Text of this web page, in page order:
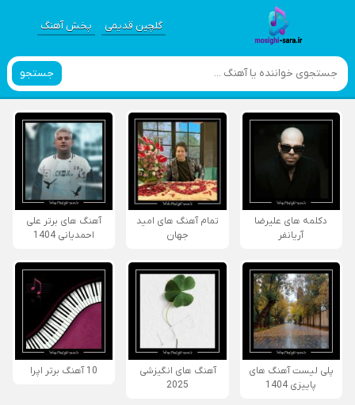
گلچین قدیمی پخش آهنگ
جستجو
دکلمه های علیرضا
آریانفر
تمام آهنگ های امید
جهان
آهنگ های برتر علی
احمدیانی 1404
پلی لیست آهنگ های
پاییزی 1404
آهنگ های انگیزشی
2025
10 آهنگ برتر اپرا